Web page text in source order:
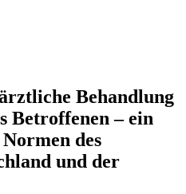
Behandlung
Betroffenen – ein
des
und der